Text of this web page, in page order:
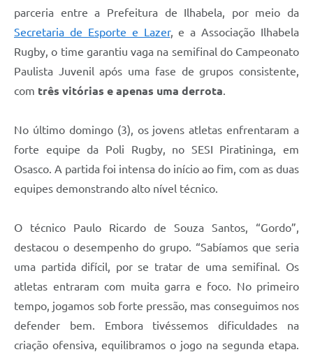
parceria entre a Prefeitura de Ilhabela, por meio da
Secretaria de Esporte e Lazer, e a Associação Ilhabela
Rugby, o time garantiu vaga na semifinal do Campeonato
Paulista Juvenil após uma fase de grupos consistente,
com três vitórias e apenas uma derrota
No último domingo (3), os jovens atletas enfrentaram a
forte equipe da Poli Rugby, no SESI Piratininga, em
Osasco. A partida foi intensa do início ao fim, com as duas
equipes demonstrando alto nível técnico.
O técnico Paulo Ricardo de Souza Santos, “Gordo”,
destacou o desempenho do grupo. “Sabíamos que seria
uma partida difícil, por se tratar de uma semifinal. Os
atletas entraram com muita garra e foco. No primeiro
tempo, jogamos sob forte pressão, mas conseguimos nos
defender bem. Embora tivéssemos dificuldades na
criação ofensiva, equilibramos o jogo na segunda etapa.